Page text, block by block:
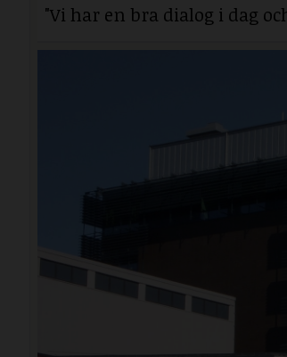
"Vi har en bra dialog i dag